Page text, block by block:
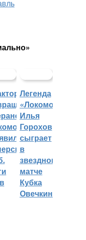
Легенда
«Локомотива»
Илья
Горохов
сыграет
в
звездном
матче
Кубка
Овечкина